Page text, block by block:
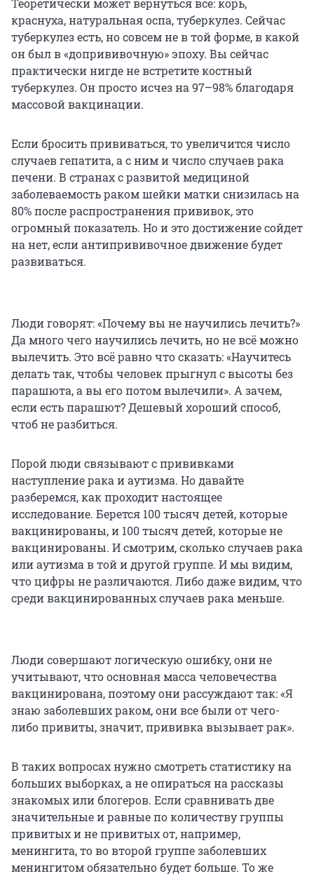
Теоретически может вернуться всё: корь,
краснуха, натуральная оспа, туберкулез. Сейчас
туберкулез есть, но совсем не в той форме, в какой
он был в «допрививочную» эпоху. Вы сейчас
практически нигде не встретите костный
туберкулез. Он просто исчез на 97–98% благодаря
массовой вакцинации.
Если бросить прививаться, то увеличится число
случаев гепатита, а с ним и число случаев рака
печени. В странах с развитой медициной
заболеваемость раком шейки матки снизилась на
80% после распространения прививок, это
огромный показатель. Но и это достижение сойдет
на нет, если антипрививочное движение будет
развиваться.
Люди говорят: «Почему вы не научились лечить?»
Да много чего научились лечить, но не всё можно
вылечить. Это всё равно что сказать: «Научитесь
делать так, чтобы человек прыгнул с высоты без
парашюта, а вы его потом вылечили». А зачем,
если есть парашют? Дешевый хороший способ,
чтоб не разбиться.
Порой люди связывают с прививками
наступление рака и аутизма. Но давайте
разберемся, как проходит настоящее
исследование. Берется 100 тысяч детей, которые
вакцинированы, и 100 тысяч детей, которые не
вакцинированы. И смотрим, сколько случаев рака
или аутизма в той и другой группе. И мы видим,
что цифры не различаются. Либо даже видим, что
среди вакцинированных случаев рака меньше.
Люди совершают логическую ошибку, они не
учитывают, что основная масса человечества
вакцинирована, поэтому они рассуждают так: «Я
знаю заболевших раком, они все были от чего-
либо привиты, значит, прививка вызывает рак».
В таких вопросах нужно смотреть статистику на
больших выборках, а не опираться на рассказы
знакомых или блогеров. Если сравнивать две
значительные и равные по количеству группы
привитых и не привитых от, например,
менингита, то во второй группе заболевших
менингитом обязательно будет больше. То же